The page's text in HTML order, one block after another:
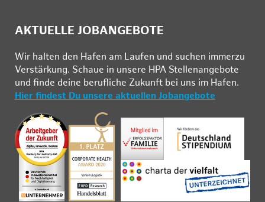
AKTUELLE JOBANGEBOTE
Wir hal­ten den Ha­fen am Lau­fen und su­chen im­mer­zu
Ver­stär­kung. Schau­e in un­se­re HPA Stel­len­an­ge­bo­te
und fin­de deine be­ruf­li­che Zu­kunft bei uns im Ha­fen.
Hier findest Du unsere aktuellen Jobangebote